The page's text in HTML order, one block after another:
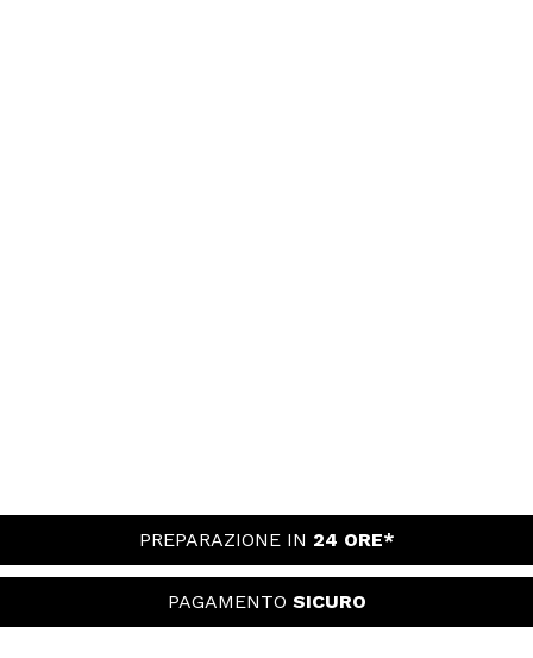
PREPARAZIONE IN 24 ORE*
PAGAMENTO SICURO